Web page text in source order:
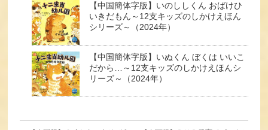
【中国簡体字版】いのししくん おばけひ
いきだもん～12支キッズのしかけえほん
シリーズ～（2024年）
【中国簡体字版】いぬくん ぼくは いいこ
だから…～12支キッズのしかけえほんシ
リーズ～（2024年）